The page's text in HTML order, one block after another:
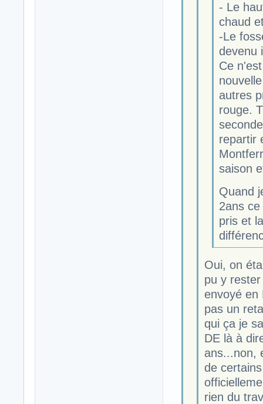
- Le
chaud
-Le
devenu
Ce
autres
rouge.
repartir
saison
Quand
2ans
pris et
Oui, on
pu y
envoyé en
pas un
qui ça je
DE là à
ans...non,
de
rien du